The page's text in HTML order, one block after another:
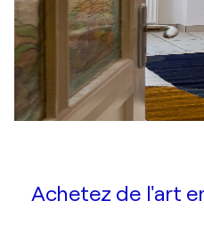
Achetez de l'art